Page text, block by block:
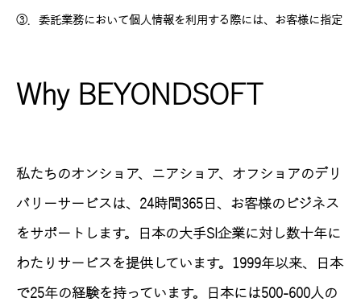
③．委託業務において個人情報を利用する際には、お客様に指定
Why BEYONDSOFT
私たちのオンショア、ニアショア、オフショアのデリ
バリーサービスは、24時間365日、お客様のビジネス
をサポートします。日本の大手SI企業に対し数十年に
わたりサービスを提供しています。1999年以来、日本
で25年の経験を持っています。日本には500-600人の